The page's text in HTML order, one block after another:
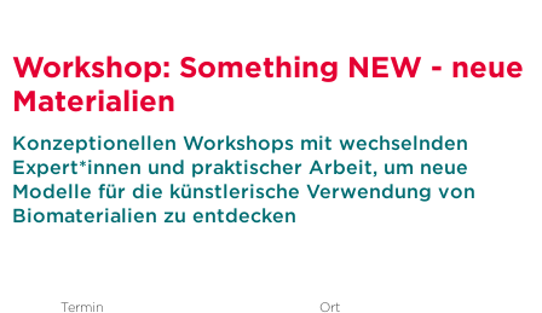
Workshop: Something NEW - neue
Materialien
Konzeptionellen Workshops mit wechselnden
Expert*innen und praktischer Arbeit, um neue
Modelle für die künstlerische Verwendung von
Biomaterialien zu entdecken
Termin
Ort